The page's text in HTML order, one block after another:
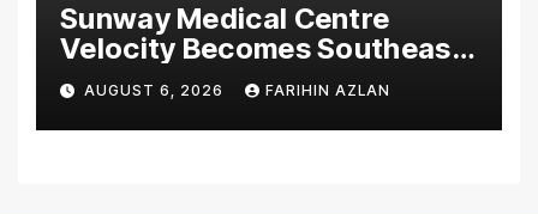
Sunway Medical Centre
Velocity Becomes Southeast
Asia’s First Hospital to
Introduce the Comprehensive
NORAV Clinical Management
AUGUST 6, 2026 FARIHIN AZLAN